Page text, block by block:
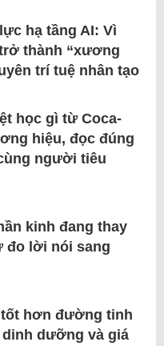
hạ tầng AI: Vì
thành “xương
trí tuệ nhân tạo
học gì từ Coca-
hiệu, đọc đúng
người tiêu
kinh đang thay
đo lời nói sang
tốt hơn đường tinh
dinh dưỡng và giá